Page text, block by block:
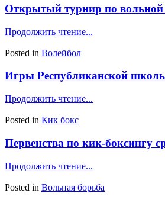
Открытый турнир по
Продолжить чтение...
Posted in Волейбол
Игры Республиканской
Продолжить чтение...
Posted in Кик бокс
Первенства по кик-боксингу
Продолжить чтение...
Posted in Вольная борьба